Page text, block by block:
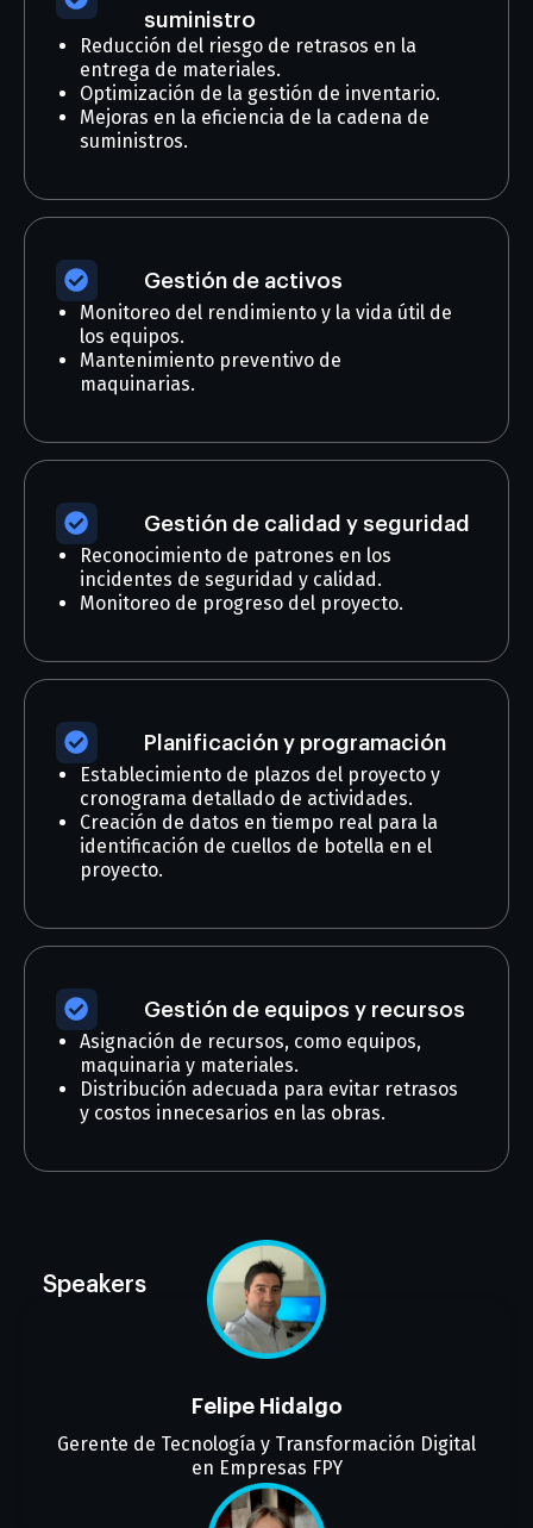
suministro
Reducción del riesgo de retrasos en la
entrega de materiales.
Optimización de la gestión de inventario.
Mejoras en la eficiencia de la cadena de
suministros.
Gestión de activos
Monitoreo del rendimiento y la vida útil de
los equipos.
Mantenimiento preventivo de
maquinarias.
Gestión de calidad y seguridad
Reconocimiento de patrones en los
incidentes de seguridad y calidad.
Monitoreo de progreso del proyecto.
Planificación y programación
Establecimiento de plazos del proyecto y
cronograma detallado de actividades.
Creación de datos en tiempo real para la
identificación de cuellos de botella en el
proyecto.
Gestión de equipos y recursos
Asignación de recursos, como equipos,
maquinaria y materiales.
Distribución adecuada para evitar retrasos
y costos innecesarios en las obras.
Speakers
Felipe Hidalgo
Gerente de Tecnología y Transformación Digital
en Empresas FPY